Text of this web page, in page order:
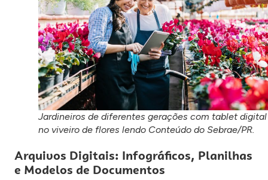
Jardineiros de diferentes gerações com tablet digital
no viveiro de flores lendo Conteúdo do Sebrae/PR.
Arquivos Digitais: Infográficos, Planilhas
e Modelos de Documentos